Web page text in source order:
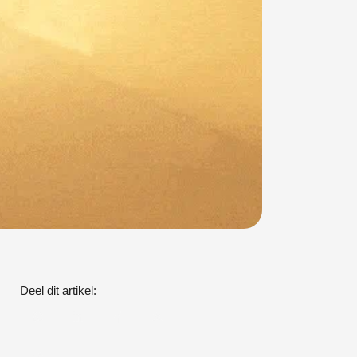
Deel dit artikel: